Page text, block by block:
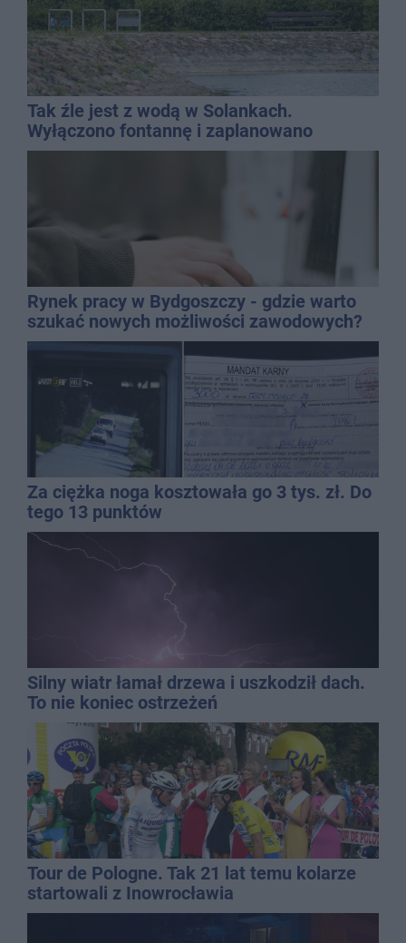
Tak źle jest z wodą w Solankach.
Wyłączono fontannę i zaplanowano
dolewkę
Rynek pracy w Bydgoszczy - gdzie warto
szukać nowych możliwości zawodowych?
Za ciężka noga kosztowała go 3 tys. zł. Do
tego 13 punktów
Silny wiatr łamał drzewa i uszkodził dach.
To nie koniec ostrzeżeń
Tour de Pologne. Tak 21 lat temu kolarze
startowali z Inowrocławia